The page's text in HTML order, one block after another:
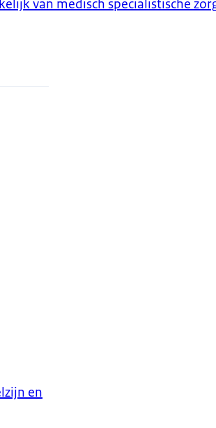
van medisch specialistische
en